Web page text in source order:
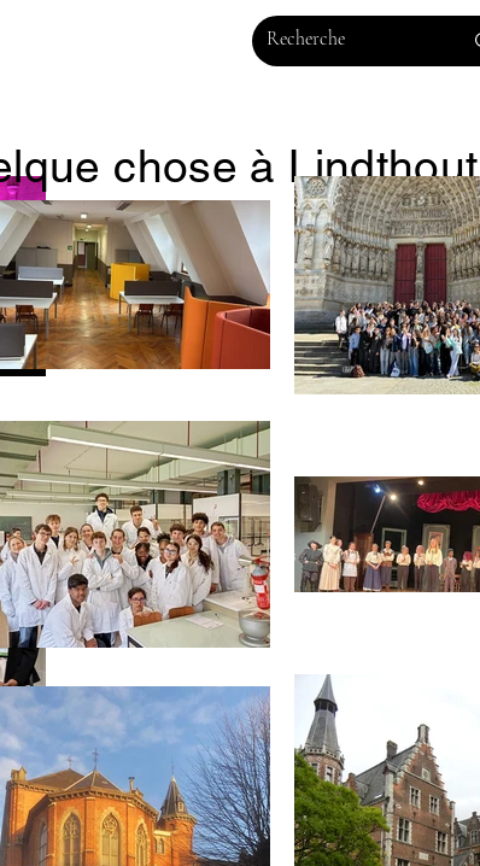
Log In
chose à Lindthout